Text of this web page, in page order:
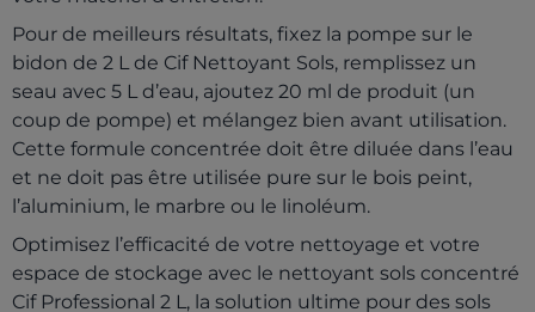
Pour de meilleurs résultats, fixez la pompe sur le
bidon de 2 L de Cif Nettoyant Sols, remplissez un
seau avec 5 L d’eau, ajoutez 20 ml de produit (un
coup de pompe) et mélangez bien avant utilisation.
Cette formule concentrée doit être diluée dans l’eau
et ne doit pas être utilisée pure sur le bois peint,
l’aluminium, le marbre ou le linoléum.
Optimisez l’efficacité de votre nettoyage et votre
espace de stockage avec le nettoyant sols concentré
Cif Professional 2 L, la solution ultime pour des sols